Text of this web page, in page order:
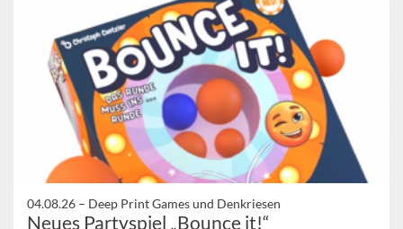
04.08.26 – Deep Print Games und Denkriesen
Neues Partyspiel „Bounce it!“